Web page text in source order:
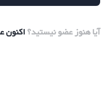
آیا هنوز عضو نیستید؟اکنون